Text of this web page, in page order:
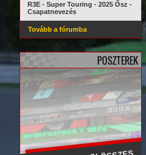
R3E - Super Touring - 2025 Ősz -
Csapatnevezés
Tovább a fórumba
POSZTEREK